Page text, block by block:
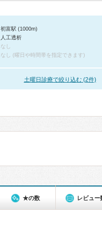
初富駅 (1000m)
人工透析
なし
なし (曜日や時間帯を指定できます)
土曜日診療で絞り込む (2件)
★の数 レビュー